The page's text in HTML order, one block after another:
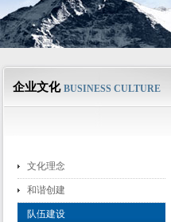
企业文化 BUSINESS CULTURE
文化理念
和谐创建
队伍建设